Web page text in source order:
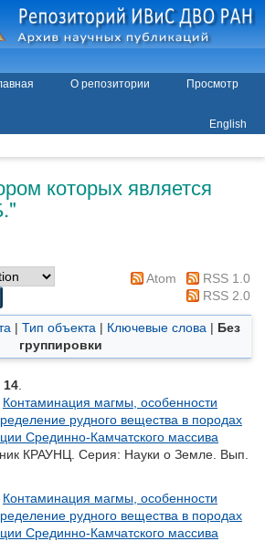
О репозитории
Просмотр
English
которых является
"
Atom
RSS 1.0
RSS 2.0
| Тип объекта | Ключевые слова | Без
группировки
14
Контаминация магмы, особенности
рудного вещества в породах
Срединно-Камчатского массива
КРАУНЦ. Серия: Науки о Земле. Вып.
Контаминация магмы, особенности
рудного вещества в породах
Срединно-Камчатского массива